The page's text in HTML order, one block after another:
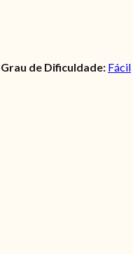
Grau de Dificuldade: Fácil